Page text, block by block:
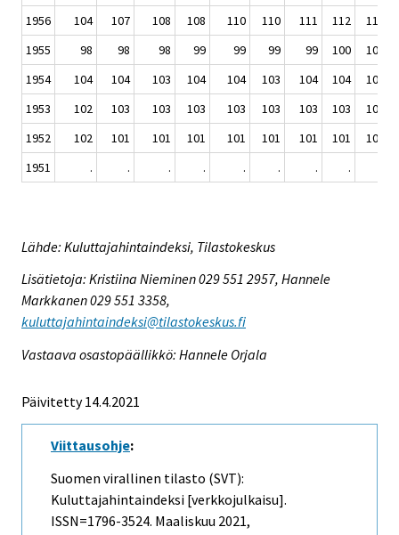
1956
104 107 108 108 110 110 111 112
113
1955
98 98 98 99 99 99 99 100
100
1954
104 104 103 104 104 103 104 104
104
1953
102 103 103 103 103 103 103 103
103
1952
102 101 101 101 101 101 101 101
101
1951
. . . . . . . .
Lähde: Kuluttajahintaindeksi, Tilastokeskus
Lisätietoja: Kristiina Nieminen 029 551 2957, Hannele
Markkanen 029 551 3358,
kuluttajahintaindeksi@tilastokeskus.fi
Vastaava osastopäällikkö: Hannele Orjala
Päivitetty 14.4.2021
Viittausohje:
Suomen virallinen tilasto (SVT):
Kuluttajahintaindeksi [verkkojulkaisu].
ISSN=1796-3524. Maaliskuu 2021,